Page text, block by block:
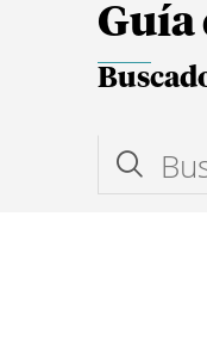
Guía